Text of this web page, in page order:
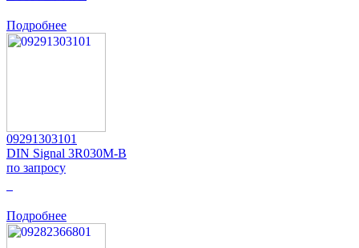
Подробнее
09291303101
DIN Signal 3R030M-B
по запросу
Подробнее